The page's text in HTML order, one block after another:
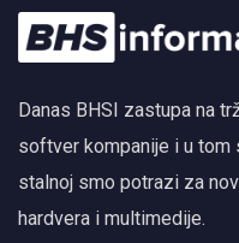
Danas BHSI zastupa na
softver kompanije i u tom
stalnoj smo potrazi za
hardvera i multimedije.